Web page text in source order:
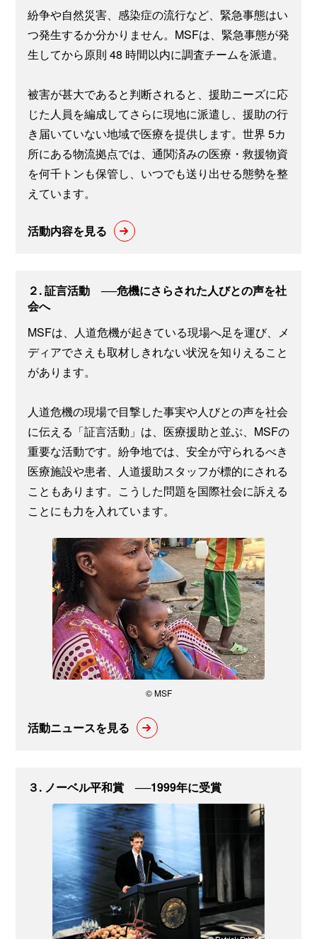
紛争や自然災害、感染症の流行など、緊急事態はい
つ発生するか分かりません。MSFは、緊急事態が発
生してから原則 48 時間以内に調査チームを派遣。
被害が甚大であると判断されると、援助ニーズに応
じた人員を編成してさらに現地に派遣し、援助の行
き届いていない地域で医療を提供します。世界 5カ
所にある物流拠点では、通関済みの医療・救援物資
を何千トンも保管し、いつでも送り出せる態勢を整
えています。
活動内容を見る
２. 証言活動 ──危機にさらされた人びとの声を社
会へ
MSFは、人道危機が起きている現場へ足を運び、メ
ディアでさえも取材しきれない状況を知りえること
があります。
人道危機の現場で目撃した事実や人びとの声を社会
に伝える「証言活動」は、医療援助と並ぶ、MSFの
重要な活動です。紛争地では、安全が守られるべき
医療施設や患者、人道援助スタッフが標的にされる
こともあります。こうした問題を国際社会に訴える
ことにも力を入れています。
© MSF
活動ニュースを見る
３. ノーベル平和賞 ──1999年に受賞